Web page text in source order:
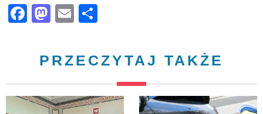
Facebook
Mastodon
Email
PRZECZYTAJ TAKŻE